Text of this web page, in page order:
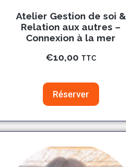
Atelier Gestion de soi &
Relation aux autres –
Connexion à la mer
€10,00 TTC
Réserver